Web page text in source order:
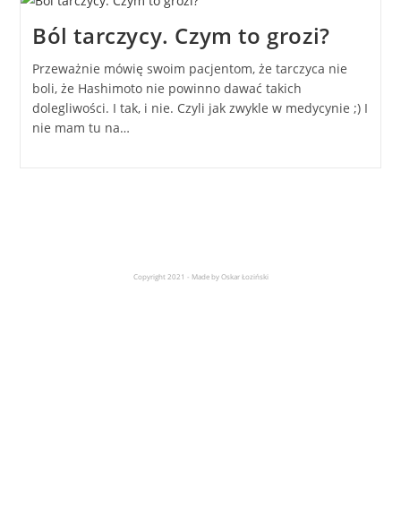
Ból tarczycy. Czym to grozi?
Przeważnie mówię swoim pacjentom, że tarczyca nie
boli, że Hashimoto nie powinno dawać takich
dolegliwości. I tak, i nie. Czyli jak zwykle w medycynie ;) I
nie mam tu na…
Copyright 2021 - Made by Oskar Łoziński